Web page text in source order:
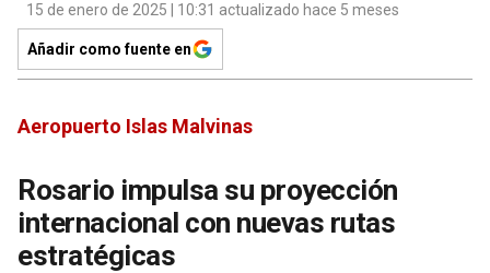
15 de enero de 2025 | 10:31 actualizado hace 5 meses
Añadir como fuente en
Aeropuerto Islas Malvinas
Rosario impulsa su proyección
internacional con nuevas rutas
estratégicas